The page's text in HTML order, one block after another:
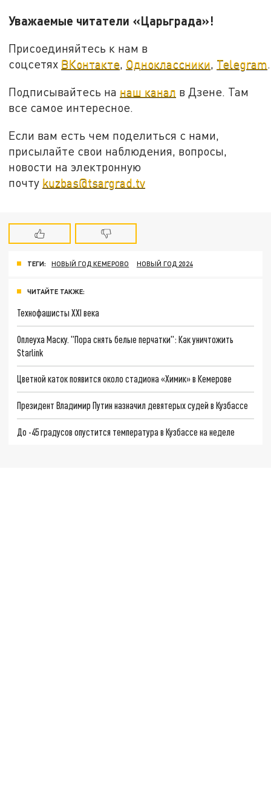
Уважаемые читатели «Царьграда»!
Присоединяйтесь к нам в
соцсетях ВКонтакте, Одноклассники, Telegram.
Подписывайтесь на наш канал в Дзене. Там
все самое интересное.
Если вам есть чем поделиться с нами,
присылайте свои наблюдения, вопросы,
новости на электронную
почту kuzbas@tsargrad.tv
ТЕГИ: НОВЫЙ ГОД КЕМЕРОВО НОВЫЙ ГОД 2024
ЧИТАЙТЕ ТАКЖЕ:
Технофашисты XXI века
Оплеуха Маску. "Пора снять белые перчатки": Как уничтожить
Starlink
Цветной каток появится около стадиона «Химик» в Кемерове
Президент Владимир Путин назначил девятерых судей в Кузбассе
До -45 градусов опустится температура в Кузбассе на неделе